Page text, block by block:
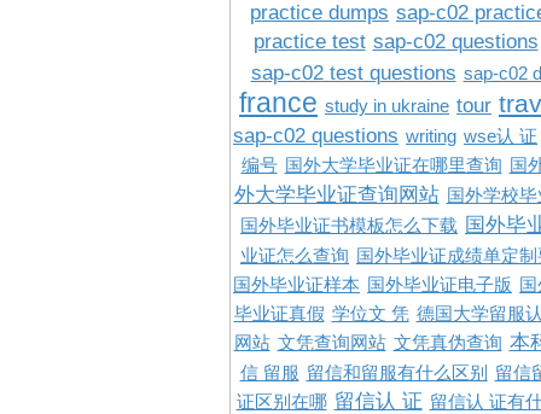
practice dumps sap-c02
practice test sap-c02 questions
sap-c02 test questions sap-c02
france study in ukraine tour
sap-c02 questions writing wse认 证
编号 国外大学毕业证在哪里查询 国
外大学毕业证查询网站 国外学校
国外毕业证书模板怎么下载 国外毕
业证怎么查询
国外毕业证成绩单定
国外毕业证样本
国外毕业证电子版
毕业证真假 学位文 凭 德国大学留服
网站 文凭查询网站 文凭真伪查询 本
信 留服 留信和留服有什么区别
留信
证区别在哪 留信认 证 留信认 证有